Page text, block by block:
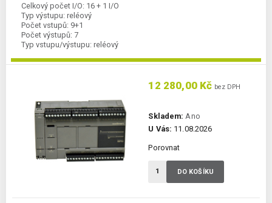
Celkový počet I/O: 16 + 1 I/O
Typ výstupu: reléový
Počet vstupů: 9+1
Počet výstupů: 7
Typ vstupu/výstupu: reléový
Kategorie: FC6A-CPU
12 280,00 Kč bez DPH
Skladem: Ano
U Vás: 11.08.2026
Porovnat
DO KOŠÍKU